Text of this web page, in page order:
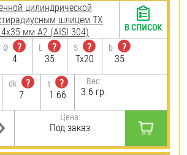
цилиндрической
шлицем TX
4х35 мм А2 (AISI 304)
Ø
?
4
L
?
35
S
?
Tx20
b
?
35
dk
?
7
t
?
1.66
Вес:
3.6 гр.
Цена:
Под заказ
В СПИСОК